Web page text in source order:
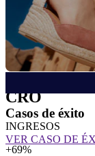
Recursos
Blog
Contáctanos
Casos de éxito
VER CASO DE
CRO
INGRESOS
+69%